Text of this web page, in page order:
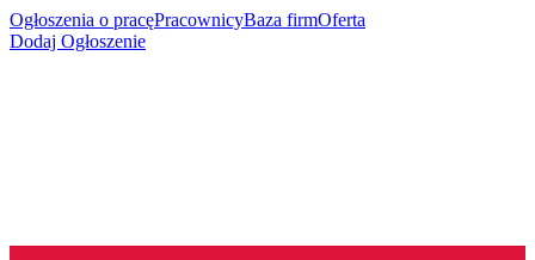
Ogłoszenia o pracęPracownicyBaza firmOferta
Dodaj Ogłoszenie